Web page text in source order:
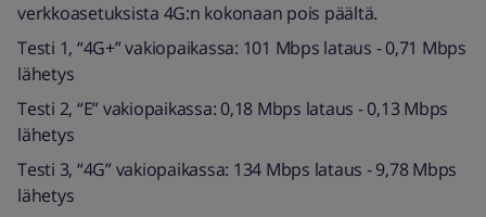
verkkoasetuksista 4G:n kokonaan pois päältä.
Testi 1, “4G+” vakiopaikassa: 101 Mbps lataus - 0,71 Mbps
lähetys
Testi 2, “E” vakiopaikassa: 0,18 Mbps lataus - 0,13 Mbps
lähetys
Testi 3, “4G” vakiopaikassa: 134 Mbps lataus - 9,78 Mbps
lähetys